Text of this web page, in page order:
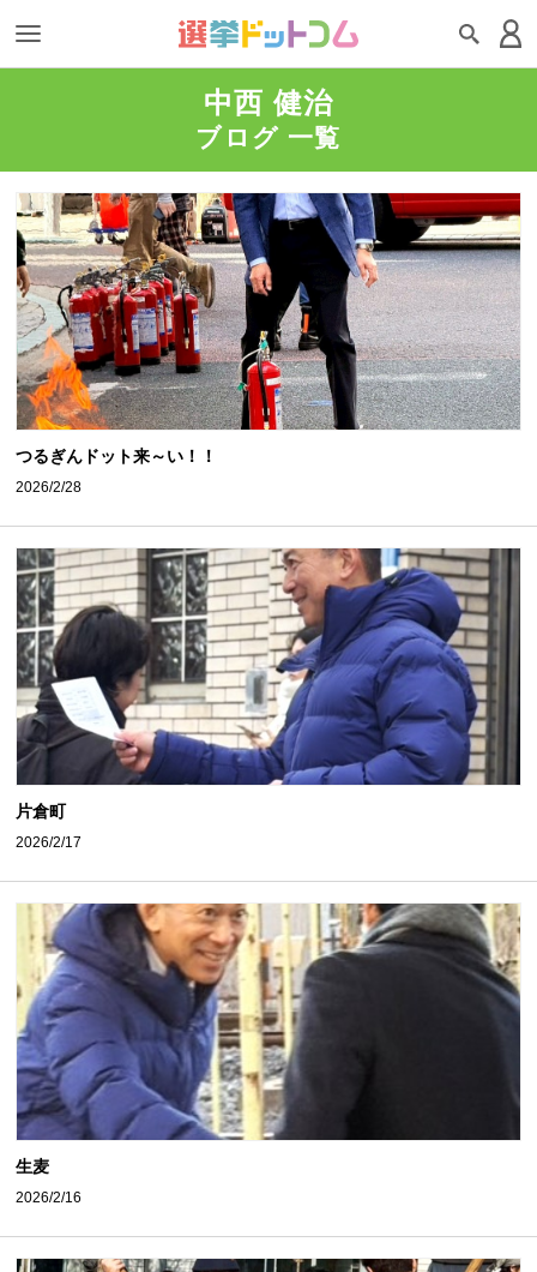
中西 健治
ブログ 一覧
つるぎんドット来～い！！
2026/2/28
片倉町
2026/2/17
生麦
2026/2/16